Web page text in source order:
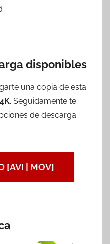
disponibles
una copia de esta
4K. Seguidamente te
de descarga
[AVI | MOV]